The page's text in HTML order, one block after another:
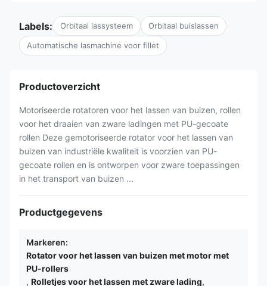
Labels: Orbitaal lassysteem Orbitaal buislassen
Automatische lasmachine voor fillet
Productoverzicht
Motoriseerde rotatoren voor het lassen van buizen, rollen
voor het draaien van zware ladingen met PU-gecoate
rollen Deze gemotoriseerde rotator voor het lassen van
buizen van industriële kwaliteit is voorzien van PU-
gecoate rollen en is ontworpen voor zware toepassingen
in het transport van buizen ...
Productgegevens
Markeren:
Rotator voor het lassen van buizen met motor met
PU-rollers
, Rolletjes voor het lassen met zware lading,